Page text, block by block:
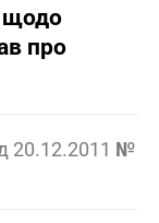
щодо
про
20.12.2011 №